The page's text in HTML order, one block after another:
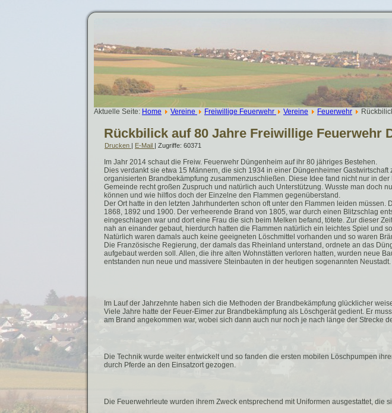
Aktuelle Seite: Home Vereine Freiwillige Feuerwehr Vereine Feuerwehr
Rückbilick auf 80 Jahre Freiwillige Feuerwehr
Drucken | E-Mail | Zugriffe: 60371
Im Jahr 2014 schaut die Freiw. Feuerwehr Düngenheim auf ihr 80 jähriges Bestehen.
Dies verdankt sie etwa 15 Männern, die sich 1934 in einer Düngenheimer
organisierten Brandbekämpfung zusammenzuschließen. Diese Idee fand nicht nur in
Gemeinde recht großen Zuspruch und natürlich auch Unterstützung. Wusste man doch
können und wie hilflos doch der Einzelne den Flammen gegenüberstand.
Der Ort hatte in den letzten Jahrhunderten schon oft unter den Flammen leiden
1868, 1892 und 1900. Der verheerende Brand von 1805, war durch einen Blitzschlag
eingeschlagen war und dort eine Frau die sich beim Melken befand, tötete. Zur dieser
nah an einander gebaut, hierdurch hatten die Flammen natürlich ein leichtes Spiel und
Natürlich waren damals auch keine geeigneten Löschmittel vorhanden und so waren
Die Französische Regierung, der damals das Rheinland unterstand, ordnete an das
aufgebaut werden soll. Allen, die ihre alten Wohnstätten verloren hatten, wurden neue
entstanden nun neue und massivere Steinbauten in der heutigen sogenannten Neustadt.
Im Lauf der Jahrzehnte haben sich die Methoden der Brandbekämpfung glücklicher
Viele Jahre hatte der Feuer-Eimer zur Brandbekämpfung als Löschgerät gedient. Er
am Brand angekommen war, wobei sich dann auch nur noch je nach länge der Strecke
Die Technik wurde weiter entwickelt und so fanden die ersten mobilen Löschpumpen
durch Pferde an den Einsatzort gezogen.
Die Feuerwehrleute wurden ihrem Zweck entsprechend mit Uniformen ausgestattet, die